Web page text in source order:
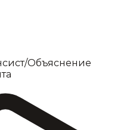
/Объяснение